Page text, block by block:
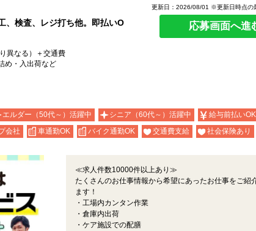
、検査、レジ打ち他。即払いO
更新日：2026/08/01 ※更新日時点の
応募画面へ進
異なる）＋交通費
め・入出荷など
エルダー（50代～）活躍中 シニア（60代～）活躍中
給与前払いOK
会社 車通勤OK バイク通勤OK 交通費支給 社会保険あり
≪求人件数10000件以上あり≫
たくさんのお仕事情報から希望にあったお仕事をご紹
ます！
・工場内カンタン作業
・倉庫内出荷
・ケア施設での配膳